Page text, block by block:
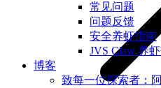
常见问题
问题反馈
安全养虾指南
JVS Claw 养
博客
致每一位探索者：